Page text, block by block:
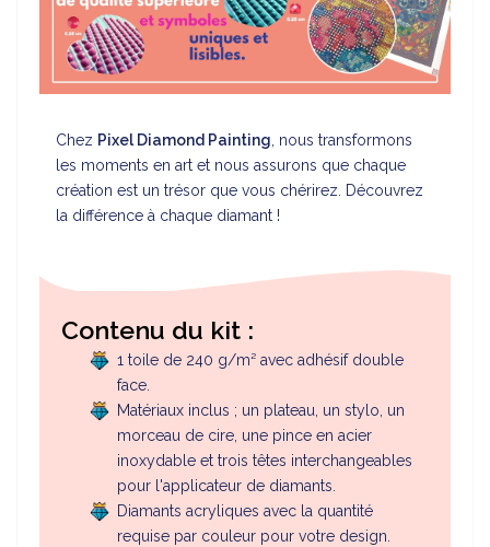
Chez Pixel Diamond Painting , nous transformons
les moments en art et nous assurons que chaque
création est un trésor que vous chérirez. Découvrez
la différence à chaque diamant !
Contenu du kit :
1 toile de 240 g/m² avec adhésif double
face.
Matériaux inclus ; un plateau, un stylo, un
morceau de cire, une pince en acier
inoxydable et trois têtes interchangeables
pour l'applicateur de diamants.
Diamants acryliques avec la quantité
requise par couleur pour votre design.